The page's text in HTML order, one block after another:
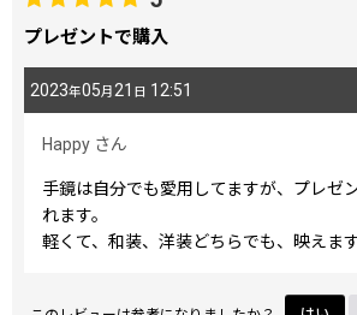
プレゼントで購入
2023年05月 21 日 12:51
Happy さん
手鏡は自分でも愛用してますが、プレゼ
れます。
軽くて、和装、洋装どちらでも、映えま